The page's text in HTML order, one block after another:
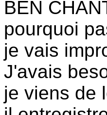
BEN
pourquoi
je vais
J'avais
je viens de